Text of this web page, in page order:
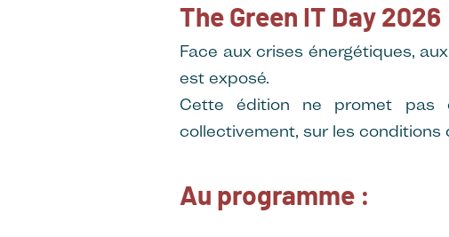
The Green IT Day
Face aux crises énergétiques,
est exposé.
Cette édition ne promet pas
collectivement, sur les
Au programme :